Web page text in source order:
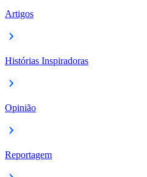
Artigos
Histórias Inspiradoras
Opinião
Reportagem